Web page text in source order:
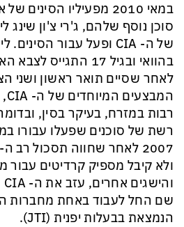
במאי 2010 מפעיליו
סוכן נוסף שלהם, ג'רי צ'ון שינג
של ה- CIA ופעל עבור הסינים.
לאחר שסיים תואר ראשון ושני
המבצעים המיוחדים של ה- CIA
,
רבות במזרח, בעיקר בסין,
רשת של סוכנים שפעלו עבורו
2007 לאחר שחווה תסכול רב ה-
ולא קיבל מספיק קרדיטים עבור
והישגים אחרים, עזב את ה- CIA
שם החל לעבוד באחת מחברות
הנמצאת בבעלות יפנית (JTI
).